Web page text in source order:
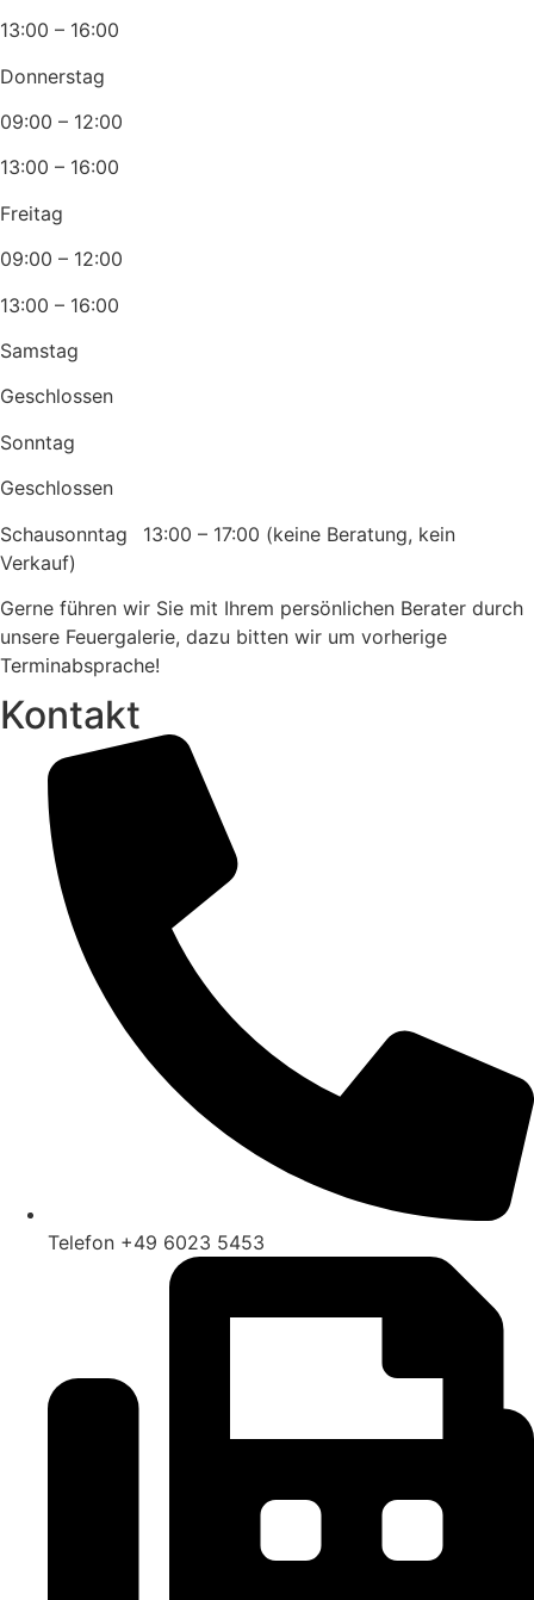
13:00 – 16:00
Donnerstag
09:00 – 12:00
13:00 – 16:00
Freitag
09:00 – 12:00
13:00 – 16:00
Samstag
Geschlossen
Sonntag
Geschlossen
Schausonntag 13:00 – 17:00 (keine Beratung, kein
Verkauf)
Gerne führen wir Sie mit Ihrem persönlichen Berater durch
unsere Feuergalerie, dazu bitten wir um vorherige
Terminabsprache!
Kontakt
Telefon +49 6023 5453